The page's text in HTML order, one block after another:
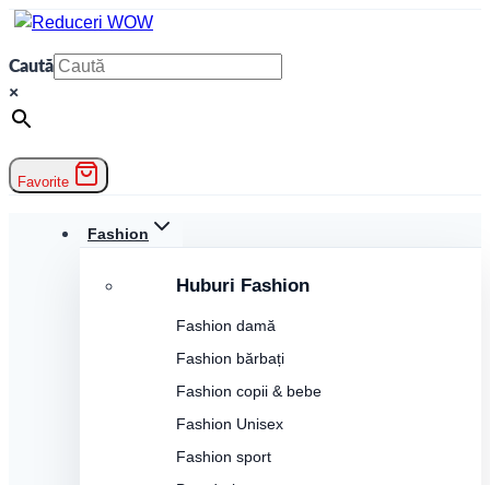
Skip
content
Caută
×
Favorite
Fashion
Huburi Fashion
Fashion damă
Fashion bărbați
Fashion copii & bebe
Fashion Unisex
Fashion sport